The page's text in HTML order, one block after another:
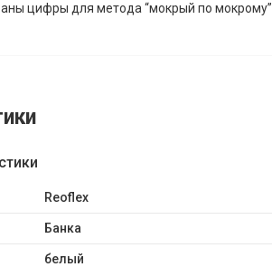
цифры для метода “мокрый по мокрому”.
Reoflex
Банка
белый